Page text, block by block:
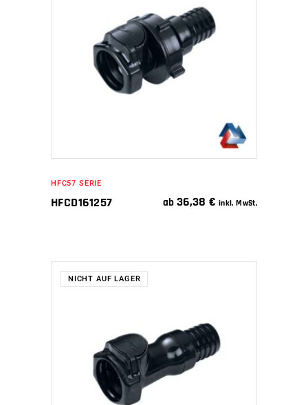
WEITERLESEN
HFC57 SERIE
HFCD161257 ab 36,38€ inkl. MwSt.
NICHT AUF LAGER
WEITERLESEN